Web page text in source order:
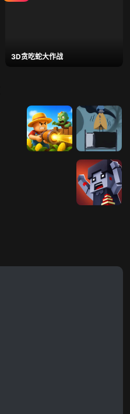
3D贪吃蛇大作战
守护我的床